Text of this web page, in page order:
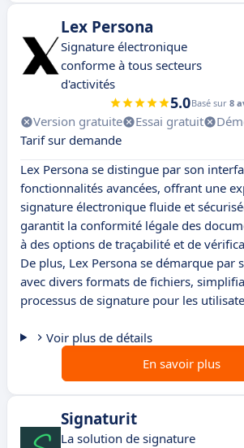
Lex Persona
Signature électronique
conforme à tous secteurs
d'activités
5.0Basé sur 8
Version gratuite Essai gratuit
Tarif sur demande
Lex Persona se distingue par son
fonctionnalités avancées, offrant une
signature électronique fluide et
garantit la conformité légale des
à des options de traçabilité et de
De plus, Lex Persona se démarque par
avec divers formats de fichiers,
processus de signature pour les
Voir plus de détails
En savoir plus
Signaturit
La solution de signature